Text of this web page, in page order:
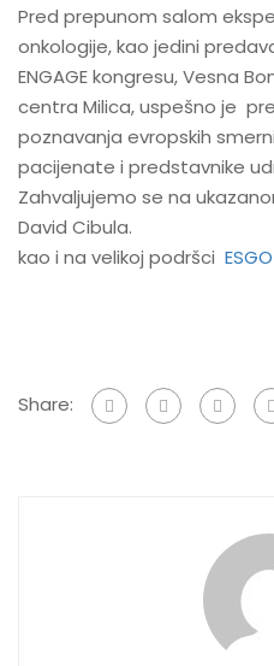
Pred prepunom salom
onkologije, kao jedini
ENGAGE kongresu, Vesna
centra Milica, uspešno je
poznavanja evropskih
pacijenate i predstavnike
Zahvaljujemo se na
David Cibula.
kao i na velikoj podršci
Share: